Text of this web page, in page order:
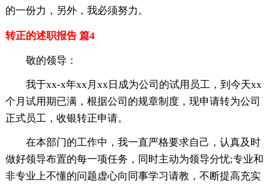
的一份力，另外，我必须努力。
转正的述职报告 篇4
敬的领导：
我于xx-x年xx月xx日成为公司的试用员工，到今天xx
个月试用期已满，根据公司的规章制度，现申请转为公司
正式员工，收银转正申请。
在本部门的工作中，我一直严格要求自己，认真及时
做好领导布置的每一项任务，同时主动为领导分忧;专业和
非专业上不懂的问题虚心向同事学习请教，不断提高充实